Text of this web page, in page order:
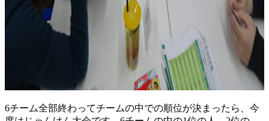
6チーム全部終わってチームの中での順位が決まったら、今